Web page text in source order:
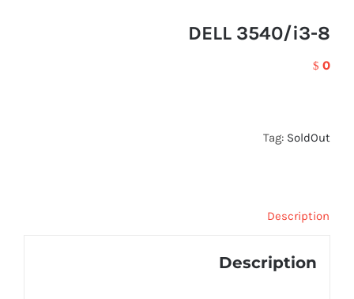
DELL 3540/i3-8
$ 0
Tag: SoldOut
Description
Description